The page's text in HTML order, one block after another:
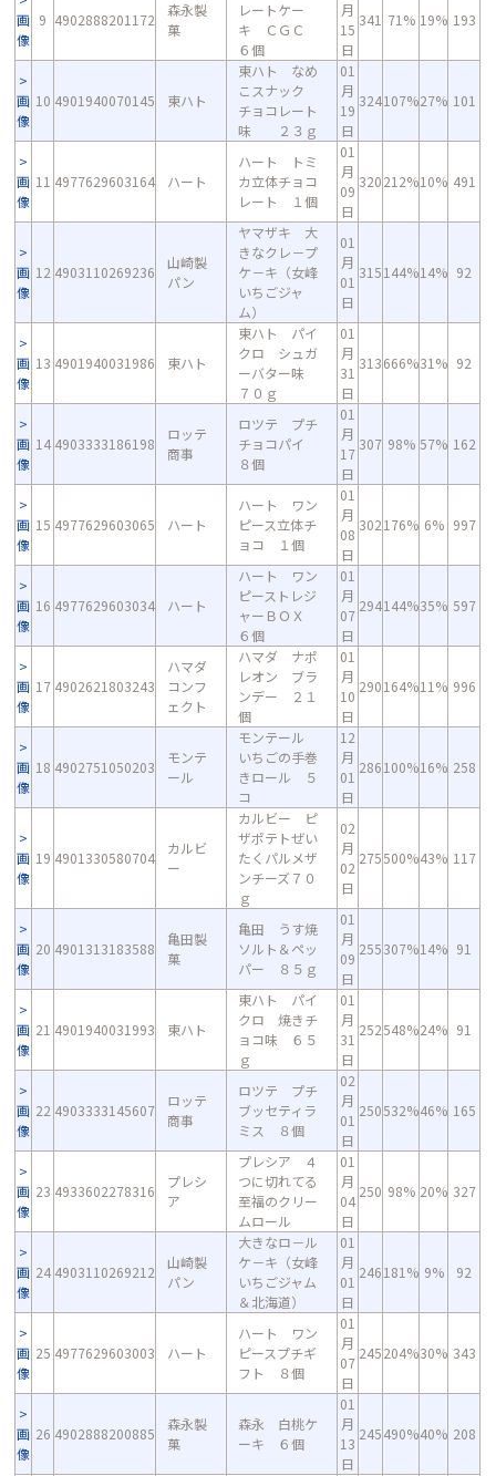
画
像
9 4902888201172
森永製
菓
レートケー
キ ＣＧＣ
６個
月
15
日
341 71% 19% 193
画
像
10 4901940070145 東ハト
東ハト なめ
こスナック
チョコレート
味 ２３ｇ
01
月
19
日
324107%27% 101
画
像
11 4977629603164 ハート
ハート トミ
カ立体チョコ
レート １個
01
月
09
日
320212%10% 491
画
像
12 4903110269236
山崎製
パン
ヤマザキ 大
きなクレ－プ
ケ－キ（女峰
いちごジャ
ム）
01
月
01
日
315144%14% 92
画
像
13 4901940031986 東ハト
東ハト パイ
クロ シュガ
ーバター味
７０ｇ
01
月
31
日
313666%31% 92
画
像
14 4903333186198
ロッテ
商事
ロツテ プチ
チョコパイ
８個
01
月
17
日
307 98% 57% 162
画
像
15 4977629603065 ハート
ハート ワン
ピース立体チ
ョコ １個
01
月
08
日
302176% 6% 997
画
像
16 4977629603034 ハート
ハート ワン
ピーストレジ
ャーＢＯＸ
６個
01
月
07
日
294144%35% 597
画
像
17 4902621803243
ハマダ
コンフ
ェクト
ハマダ ナポ
レオン ブラ
ンデー ２１
個
01
月
10
日
290164%11% 996
画
像
18 4902751050203
モンテ
ール
モンテール
いちごの手巻
きロール ５
コ
12
月
01
日
286100%16% 258
画
像
19 4901330580704
カルビ
ー
カルビー ピ
ザポテトぜい
たくパルメザ
ンチーズ７０
ｇ
02
月
02
日
275500%43% 117
画
像
20 4901313183588
亀田製
菓
亀田 うす焼
ソルト＆ペッ
パー ８５ｇ
01
月
09
日
255307%14% 91
画
像
21 4901940031993 東ハト
東ハト パイ
クロ 焼きチ
ョコ味 ６５
ｇ
01
月
31
日
252548%24% 91
画
像
22 4903333145607
ロッテ
商事
ロツテ プチ
ブッセティラ
ミス ８個
02
月
01
日
250532%46% 165
画
像
23 4933602278316
プレシ
ア
プレシア ４
つに切れてる
至福のクリー
ムロール
01
月
04
日
250 98% 20% 327
画
像
24 4903110269212
山崎製
パン
大きなロ－ル
ケ－キ（女峰
いちごジャム
＆北海道）
01
月
01
日
246181% 9% 92
画
像
25 4977629603003 ハート
ハート ワン
ピースプチギ
フト ８個
01
月
07
日
245204%30% 343
画
像
26 4902888200885
森永製
菓
森永 白桃ケ
ーキ ６個
01
月
13
日
245490%40% 208